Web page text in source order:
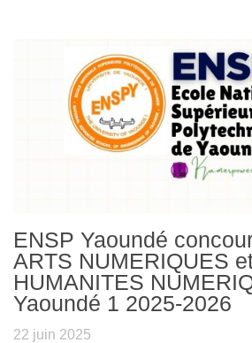
ENSP Yaoundé
ARTS NUMERIQUES
HUMANITES
Yaoundé 1 2025-2026
22 juin 2025